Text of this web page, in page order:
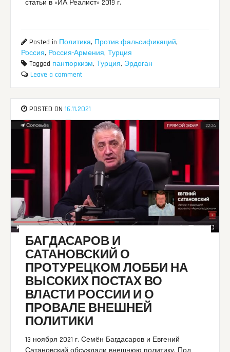
статьи в «ИА Реалист» 2019 г.
Posted in Политика, Против фальсификаций,
Россия, Россия-Армения,Турция
Tagged пантюркизм,Турция, Эрдоган
Leave a comment
POSTED ON16.11.2021
БАГДАСАРОВ И
САТАНОВСКИЙ О
ПРОТУРЕЦКОМ ЛОББИ НА
ВЫСОКИХ ПОСТАХ ВО
ВЛАСТИ РОССИИ И О
ПРОВАЛЕ ВНЕШНЕЙ
ПОЛИТИКИ
13 ноября 2021 г. Семён Багдасаров и Евгений